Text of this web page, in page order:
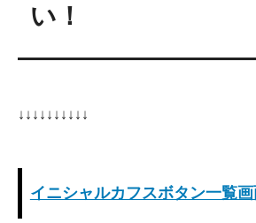
い！
↓↓↓↓↓↓↓↓↓↓
イニシャルカフスボタン一覧画